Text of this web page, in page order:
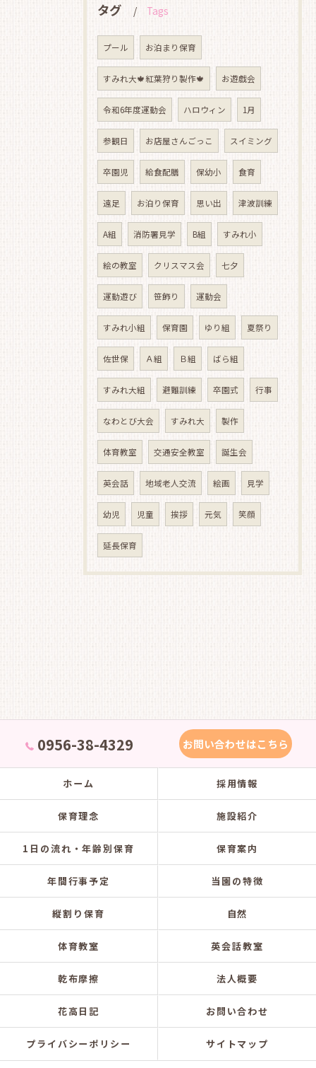
タグ Tags
プール お泊まり保育
すみれ大🍁紅葉狩り製作🍁 お遊戯会
令和6年度運動会 ハロウィン 1月
参観日 お店屋さんごっこ スイミング
卒園児 給食配膳 保幼小 食育
遠足 お泊り保育 思い出 津波訓練
A組 消防署見学 B組 すみれ小
絵の教室 クリスマス会 七夕
運動遊び 笹飾り 運動会
すみれ小組 保育園 ゆり組 夏祭り
佐世保 Ａ組 Ｂ組 ばら組
すみれ大組 避難訓練 卒園式 行事
なわとび大会 すみれ大 製作
体育教室 交通安全教室 誕生会
英会話 地域老人交流 絵画 見学
幼児 児童 挨拶 元気 笑顔
延長保育
0956-38-4329 お問い合わせはこちら
ホーム 採用情報
保育理念 施設紹介
1日の流れ・年齢別保育 保育案内
年間行事予定 当園の特徴
縦割り保育 自然
体育教室 英会話教室
乾布摩擦 法人概要
花高日記 お問い合わせ
プライバシーポリシー サイトマップ